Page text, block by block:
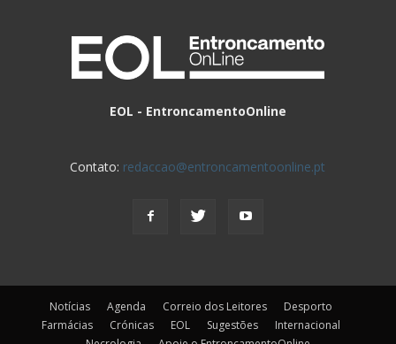
EOL - EntroncamentoOnline
Contato: redaccao@entroncamentoonline.pt
Notícias Agenda Correio dos Leitores
Desporto
Farmácias
Crónicas EOL Sugestões
Internacional